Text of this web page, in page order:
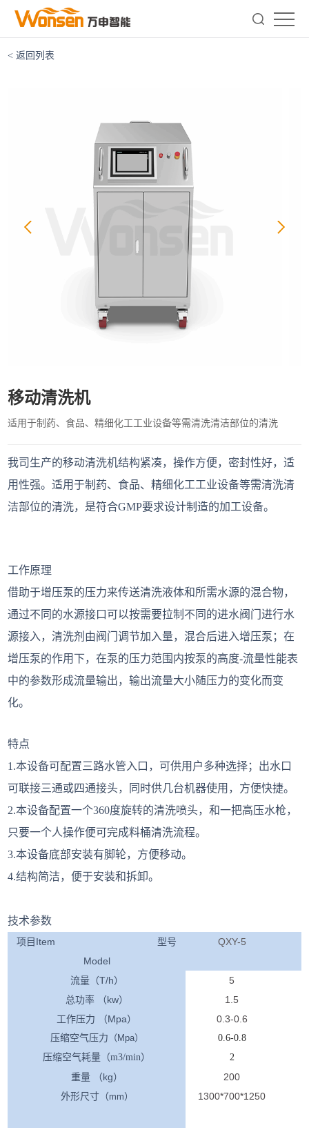
< 返回列表
移动清洗机
适用于制药、食品、精细化工工业设备等需清洗清洁部位的清洗
我司生产的移动清洗机结构紧凑，操作方便，密封性好，适
用性强。适用于制药、食品、精细化工工业设备等需清洗清
洁部位的清洗，是符合GMP要求设计制造的加工设备。
工作原理
借助于增压泵的压力来传送清洗液体和所需水源的混合物，
通过不同的水源接口可以按需要拉制不同的进水阀门进行水
源接入，清洗剂由阀门调节加入量，混合后进入增压泵；在
增压泵的作用下，在泵的压力范围内按泵的高度-流量性能表
中的参数形成流量输出，输出流量大小随压力的变化而变
化。
特点
1.本设备可配置三路水管入口，可供用户多种选择；出水口
可联接三通或四通接头，同时供几台机器使用，方便快捷。
2.本设备配置一个360度旋转的清洗喷头，和一把高压水枪，
只要一个人操作便可完成料桶清洗流程。
3.本设备底部安装有脚轮，方便移动。
4.结构简洁，便于安装和拆卸。
技术参数
项目Item 型号
Model
QXY-5
流量（T/h）
5
总功率 （kw）
1.5
工作压力 （Mpa）
0.3-0.6
压缩空气压力 （Mpa）
0.6-0.8
压缩空气耗量（m3/min）
2
重量 （kg）
200
外形尺寸（mm） 1300*700*1250